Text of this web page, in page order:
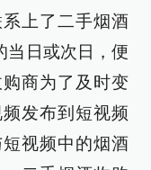
上了二手烟酒
当日或次日，便
商为了及时变
发布到短视频
视频中的烟酒